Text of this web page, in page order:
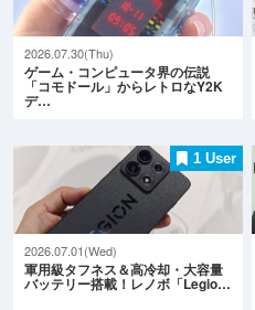
2026.07.30(Thu)
ゲーム・コンピュータ界の伝説
「コモドール」からレトロなY2K
デ…
1 User
2026.07.01(Wed)
軍用級タフネス＆高冷却・大容量
バッテリー搭載！レノボ「Legio…